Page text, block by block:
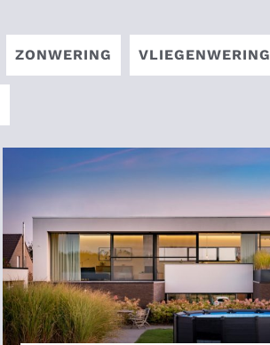
ZONWERING VLIEGENWERING